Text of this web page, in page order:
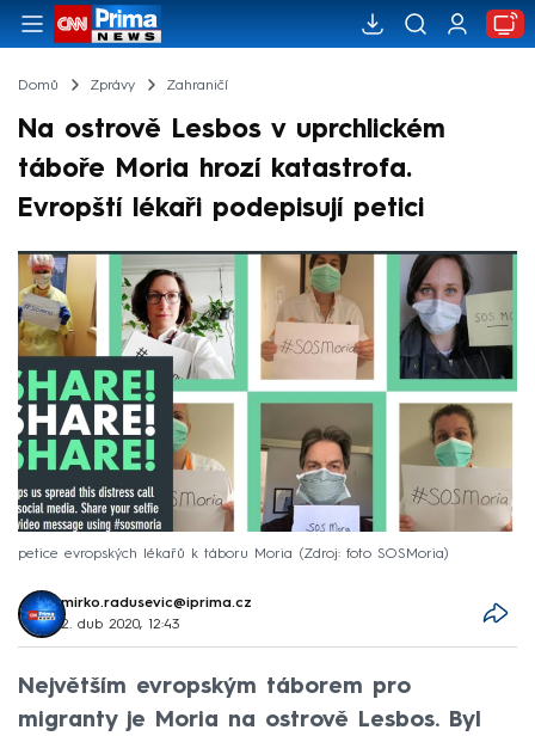
Domů Zprávy Zahraničí
Na ostrově Lesbos v uprchlickém
táboře Moria hrozí katastrofa.
Evropští lékaři podepisují petici
petice evropských lékařů k táboru Moria Zdroj: foto SOSMoria
mirko.radusevic@iprima.cz
2. dub 2020, 12:43
Největším evropským táborem pro
migranty je Moria na ostrově Lesbos. Byl